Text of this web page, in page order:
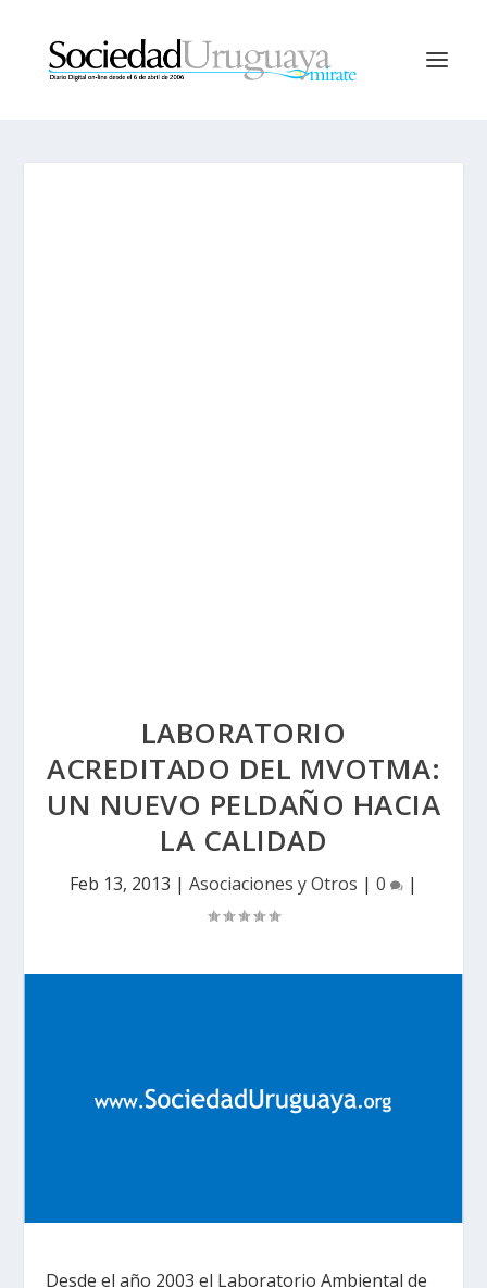
LABORATORIO
ACREDITADO DEL MVOTMA:
UN NUEVO PELDAÑO HACIA
LA CALIDAD
Feb 13, 2013 | Asociaciones y Otros | 0 |
Desde el año 2003 el Laboratorio Ambiental de